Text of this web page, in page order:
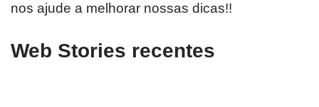
nos ajude a melhorar nossas dicas!!
Web Stories recentes